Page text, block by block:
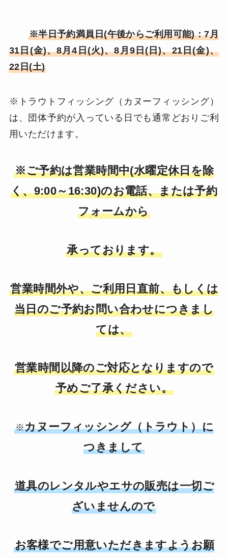
※半日予約満員日(午後からご利用可能)：7月
31日(金)、8月4日(火)、8月9日(日)、21日(金)、
22日(土)
※トラウトフィッシング（カヌーフィッシング）
は、団体予約が入っている日でも通常どおりご利
用いただけます。
※ご予約は営業時間中(水曜定休日を除
く、9:00～16:30)のお電話、または予約
フォームから
承っております。
営業時間外や、ご利用日直前、もしくは
当日のご予約お問い合わせにつきまし
ては、
営業時間以降のご対応となりますので
予めご了承ください。
※カヌーフィッシング（トラウト）に
つきまして
道具のレンタルやエサの販売は一切ご
ざいませんので
お客様でご用意いただきますようお願